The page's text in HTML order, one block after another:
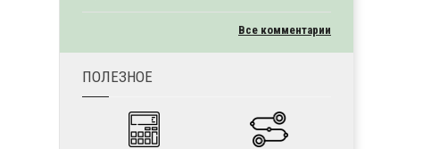
Все комментарии
ПОЛЕЗНОЕ